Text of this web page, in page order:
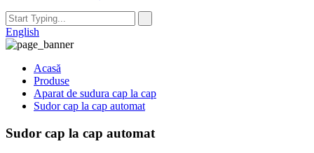
English
Acasă
Produse
Aparat de sudura cap la cap
Sudor cap la cap automat
Sudor cap la cap automat